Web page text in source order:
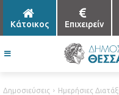
Κάτοικος Επιχειρείν
Δημοσιεύσεις Ημερήσιες